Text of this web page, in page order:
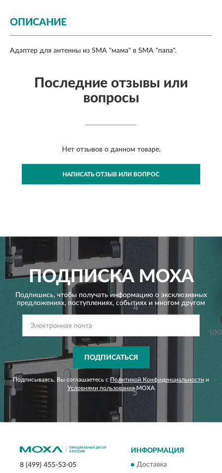
ОПИСАНИЕ
Адаптер для антенны из SMA "мама" в SMA "папа".
Последние отзывы или
вопросы
Нет отзывов о данном товаре.
НАПИСАТЬ ОТЗЫВ ИЛИ ВОПРОС
ПОДПИСКАMOXA
Подпишись, чтобы получать информацию о эксклюзивных
предложениях, поступлениях, событиях и многом другом
ПОДПИСАТЬСЯ
Подписываясь, Вы соглашаетесь с Политикой Конфиденциальности и
Условиями пользованияMOXA
8 (499) 455-53-05
ИНФОРМАЦИЯ
Доставка